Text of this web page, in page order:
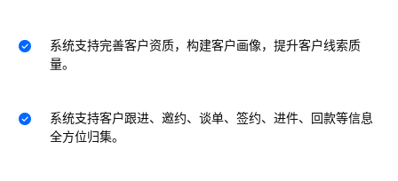
系统支持完善客户资质，构建客户画像，提升客户线索质
量。
系统支持客户跟进、邀约、谈单、签约、进件、回款等信息
全方位归集。